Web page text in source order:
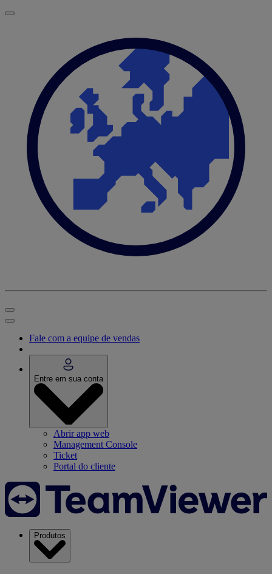
Fale com a equipe de vendas
Entre em sua conta
Abrir app web
Management Console
Ticket
Portal do cliente
Produtos